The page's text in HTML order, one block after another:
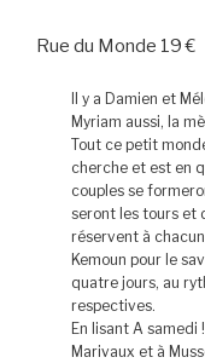
Rue du Monde 19 €
Il y a Damien et
Myriam aussi, la
Tout ce petit
cherche et est en
couples se
seront les tours et
réservent à
Kemoun pour le
quatre jours, au
respectives.
En lisant A samedi
Marivaux et à